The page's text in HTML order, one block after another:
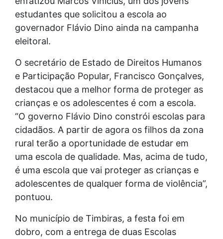
estudantes que solicitou a escola ao
governador Flávio Dino ainda na campanha
eleitoral.
O secretário de Estado de Direitos Humanos
e Participação Popular, Francisco Gonçalves,
destacou que a melhor forma de proteger as
crianças e os adolescentes é com a escola.
“O governo Flávio Dino constrói escolas para
cidadãos. A partir de agora os filhos da zona
rural terão a oportunidade de estudar em
uma escola de qualidade. Mas, acima de tudo,
é uma escola que vai proteger as crianças e
adolescentes de qualquer forma de violência”,
pontuou.
No município de Timbiras, a festa foi em
dobro, com a entrega de duas Escolas